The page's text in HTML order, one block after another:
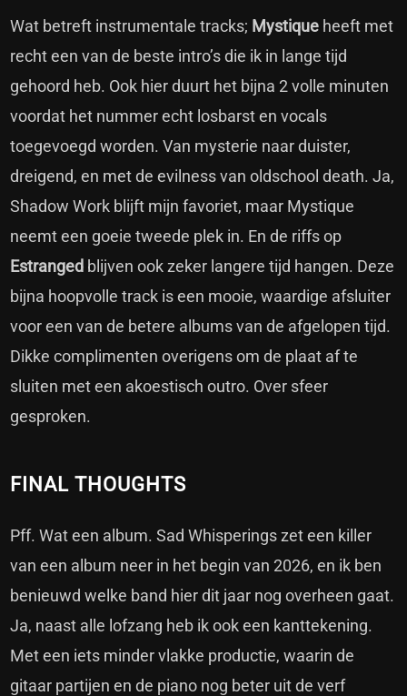
Wat betreft instrumentale tracks; Mystique heeft met
recht een van de beste intro’s die ik in lange tijd
gehoord heb. Ook hier duurt het bijna 2 volle minuten
voordat het nummer echt losbarst en vocals
toegevoegd worden. Van mysterie naar duister,
dreigend, en met de evilness van oldschool death. Ja,
Shadow Work blijft mijn favoriet, maar Mystique
neemt een goeie tweede plek in. En de riffs op
Estranged blijven ook zeker langere tijd hangen. Deze
bijna hoopvolle track is een mooie, waardige afsluiter
voor een van de betere albums van de afgelopen tijd.
Dikke complimenten overigens om de plaat af te
sluiten met een akoestisch outro. Over sfeer
gesproken.
FINAL THOUGHTS
Pff. Wat een album. Sad Whisperings zet een killer
van een album neer in het begin van 2026, en ik ben
benieuwd welke band hier dit jaar nog overheen gaat.
Ja, naast alle lofzang heb ik ook een kanttekening.
Met een iets minder vlakke productie, waarin de
gitaar partijen en de piano nog beter uit de verf